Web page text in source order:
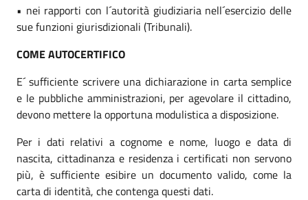
• nei rapporti con l´autorità giudiziaria nell´esercizio delle
sue funzioni giurisdizionali (Tribunali).
COME AUTOCERTIFICO
E´ sufficiente scrivere una dichiarazione in carta semplice
e le pubbliche amministrazioni, per agevolare il cittadino,
devono mettere la opportuna modulistica a disposizione.
Per i dati relativi a cognome e nome, luogo e data di
nascita, cittadinanza e residenza i certificati non servono
più, è sufficiente esibire un documento valido, come la
carta di identità, che contenga questi dati.